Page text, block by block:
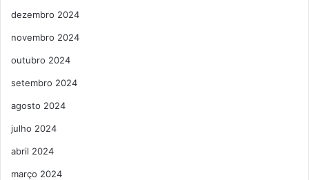
dezembro 2024
novembro 2024
outubro 2024
setembro 2024
agosto 2024
julho 2024
abril 2024
março 2024